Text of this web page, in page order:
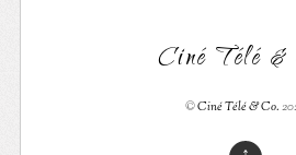
Ciné Télé &
©Ciné Télé & Co.